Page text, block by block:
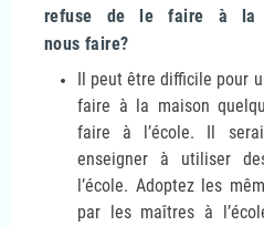
refuse de le faire à la
nous faire?
Il peut être difficile pour
faire à la maison
faire à l’école. Il
enseigner à utiliser
l’école. Adoptez les
par les maîtres à